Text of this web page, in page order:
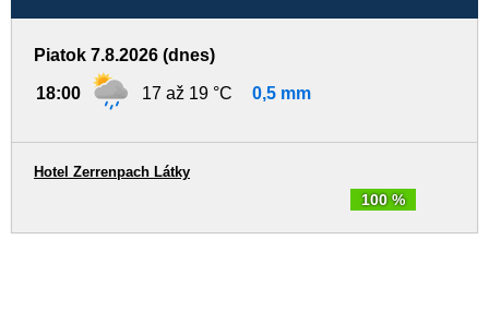
Piatok 7.8.2026 (dnes)
18:00 17 až 19 °C 0,5 mm
100 %
Hotel Zerrenpach Látky